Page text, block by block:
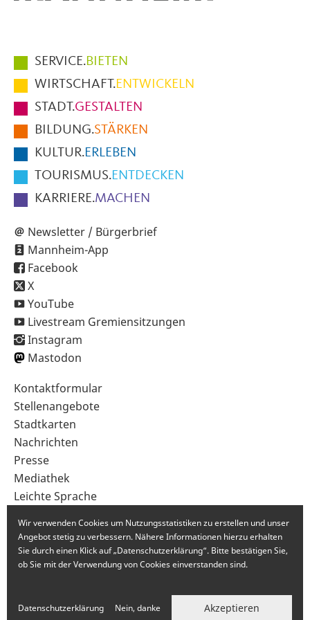
Hauptmenüpunkte
im
Fußbereich
der
Seite
SERVICE.BIETEN
WIRTSCHAFT.ENTWICKELN
STADT.GESTALTEN
BILDUNG.STÄRKEN
KULTUR.ERLEBEN
TOURISMUS.ENTDECKEN
KARRIERE.MACHEN
Newsletter / Bürgerbrief
Mannheim-App
Facebook
X
YouTube
Livestream Gremiensitzungen
Instagram
Mastodon
Sekundärnavigation
im
Fußbereich
Kontaktformular
Stellenangebote
Stadtkarten
Nachrichten
Presse
Mediathek
Leichte Sprache
Wir verwenden Cookies um Nutzungsstatistiken zu erstellen und unser
Angebot stetig zu verbessern. Nähere Informationen hierzu erhalten
Sie durch einen Klick auf „Datenschutzerklärung“. Bitte bestätigen Sie,
ob Sie mit der Verwendung von Cookies einverstanden sind.
Datenschutzerklärung Nein, danke Akzeptieren